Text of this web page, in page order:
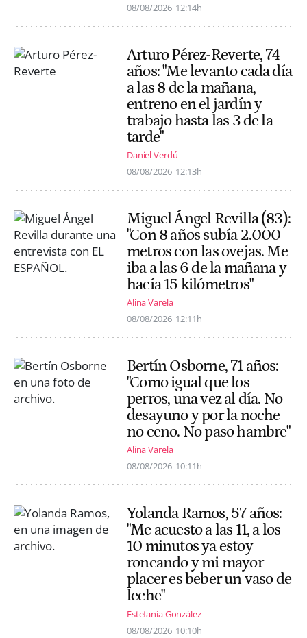
08/08/2026 12:14h
Arturo Pérez-Reverte, 74
años: "Me levanto cada día
a las 8 de la mañana,
entreno en el jardín y
trabajo hasta las 3 de la
tarde"
Daniel Verdú
08/08/2026 12:13h
Miguel Ángel Revilla (83):
"Con 8 años subía 2.000
metros con las ovejas. Me
iba a las 6 de la mañana y
hacía 15 kilómetros"
Alina Varela
08/08/2026 12:11h
Bertín Osborne, 71 años:
"Como igual que los
perros, una vez al día. No
desayuno y por la noche
no ceno. No paso hambre"
Alina Varela
08/08/2026 10:11h
Yolanda Ramos, 57 años:
"Me acuesto a las 11, a los
10 minutos ya estoy
roncando y mi mayor
placer es beber un vaso de
leche"
Estefanía González
08/08/2026 10:10h